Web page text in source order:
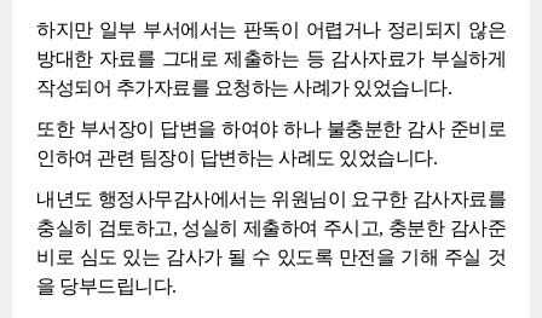
하지만 일부 부서에서는 판독이 어렵거나 정리되지 않은
방대한 자료를 그대로 제출하는 등 감사자료가 부실하게
작성되어 추가자료를 요청하는 사례가 있었습니다.
또한 부서장이 답변을 하여야 하나 불충분한 감사 준비로
인하여 관련 팀장이 답변하는 사례도 있었습니다.
내년도 행정사무감사에서는 위원님이 요구한 감사자료를
충실히 검토하고, 성실히 제출하여 주시고, 충분한 감사준
비로 심도 있는 감사가 될 수 있도록 만전을 기해 주실 것
을 당부드립니다.